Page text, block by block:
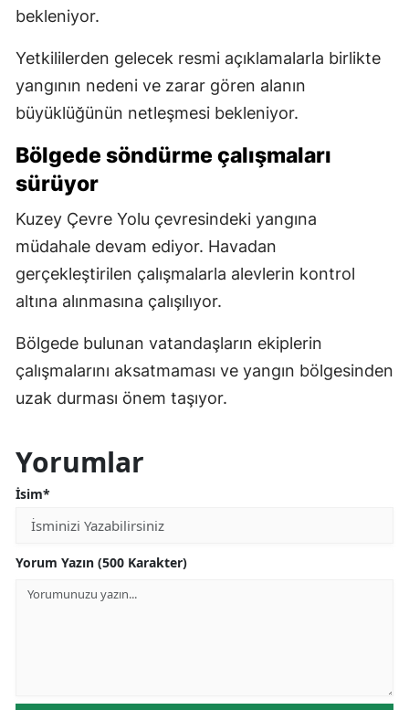
bekleniyor.
Yetkililerden gelecek resmi açıklamalarla birlikte
yangının nedeni ve zarar gören alanın
büyüklüğünün netleşmesi bekleniyor.
Bölgede söndürme çalışmaları
sürüyor
Kuzey Çevre Yolu çevresindeki yangına
müdahale devam ediyor. Havadan
gerçekleştirilen çalışmalarla alevlerin kontrol
altına alınmasına çalışılıyor.
Bölgede bulunan vatandaşların ekiplerin
çalışmalarını aksatmaması ve yangın bölgesinden
uzak durması önem taşıyor.
Yorumlar
İsim*
Yorum Yazın (500 Karakter)